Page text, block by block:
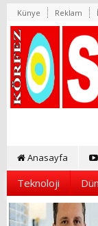
Künye Reklam
Anasayfa
Teknoloji